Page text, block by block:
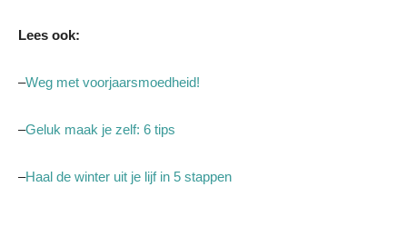
Lees ook:
–Weg met voorjaarsmoedheid!
–Geluk maak je zelf: 6 tips
–Haal de winter uit je lijf in 5 stappen